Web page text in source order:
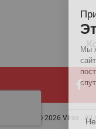
© 2026 Virax . All
Мы ждали, чтобы
сайт заинтересует
постучать, но мы
спутниками во время
Нет, спасибо